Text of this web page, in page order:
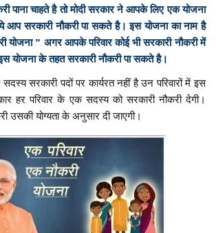
पाना चाहते है तो मोदी सरकार ने आपके लिए एक योजना
सरकारी नौकरी पा सकते है। इस योजना का नाम है
योजना ” अगर आपके परिवार कोई भी सरकारी नौकरी में
इस योजना के तहत सरकारी नौकरी पा सकते है।
सदस्य सरकारी पदों पर कार्यरत नहीं है उन परिवारों में इस
हर परिवार के एक सदस्य को सरकारी नौकरी देगी।
उसकी योग्यता के अनुसार दी जाएगी।